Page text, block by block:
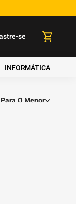
se
INFORMÁTICA
O Menor